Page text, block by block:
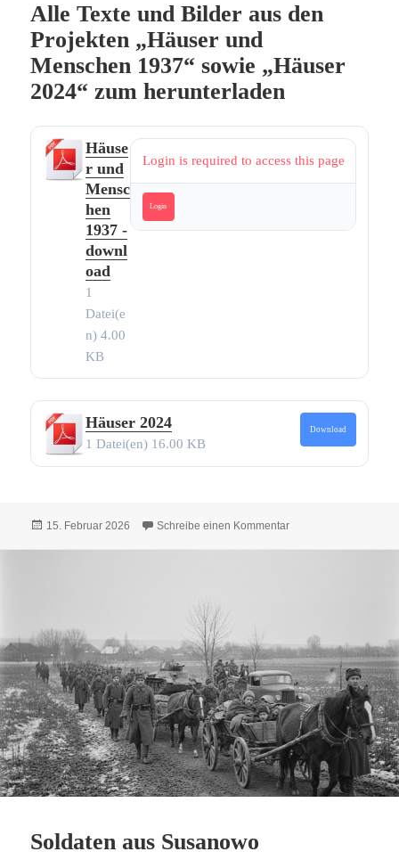
Alle Texte und Bilder aus den
Projekten „Häuser und
Menschen 1937“ sowie „Häuser
2024“ zum herunterladen
Häuse
r und
Mensc
hen
1937 -
downl
oad
1
Datei(e
n) 4.00
KB
Login is required to access this page
Login
Häuser 2024
1 Datei(en) 16.00 KB
Download
Veröffentlicht
15. Februar 2026 Schreibe einen Kommentarzu Alle Texte und
Soldaten aus Susanowo